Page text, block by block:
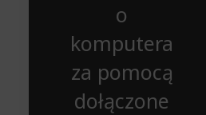
o
komputera
za pomocą
dołączone